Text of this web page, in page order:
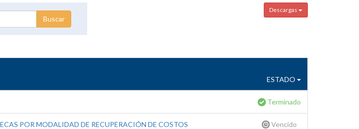
Descargas
ESTADO
Terminado
POR MODALIDAD DE RECUPERACIÓN DE COSTOS Vencido